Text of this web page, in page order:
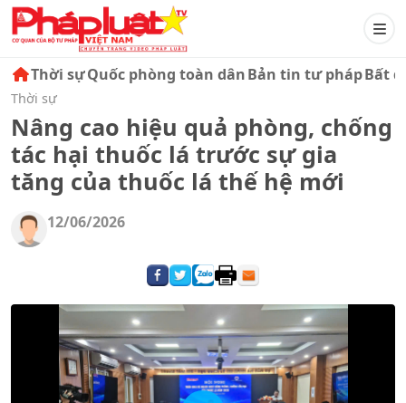
Thời sựQuốc phòng toàn dânBản tin tư phápBất
Thời sự
Nâng cao hiệu quả phòng, chống
tác hại thuốc lá trước sự gia
tăng của thuốc lá thế hệ mới
12/06/2026